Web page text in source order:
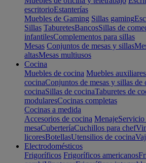
escritorioEstanterías
Muebles de Gaming Sillas gaming
Sillas TaburetesBancosSillas de
infantilesComplementos para sillas
Mesas Conjuntos de mesas y sillas
altasMesas multiusos
Cocina
Muebles de cocina Muebles
cocinaConjuntos de mesas y sillas de
cocinaSillas de cocinaTaburetes de
modularesCocinas completas
Cocinas a medida
Accesorios de cocina MenajeServicio
mesaCuberteríaCuchillos para chef
licoresBotellasUtensilios de cocina
Electrodomésticos
Frigoríficos Frigoríficos americanos